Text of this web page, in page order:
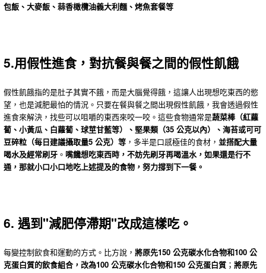
包飯、大麥飯、蒜香橄欖油義大利麵、烤魚套餐等
5.用假性進食，對抗餐與餐之間的假性飢餓
假性飢餓指的是肚子其實不餓，而是大腦覺得餓，這讓人出現想吃東西的慾
望，也是減肥最怕的情況。只要在餐與餐之間出現假性飢餓，我會透過假性
進食來解決，找些可以咀嚼的東西來咬一咬。這些食物通常是蔬菜棒（紅蘿
蔔、小黃瓜、白蘿蔔、球莖甘藍等）、堅果類（35 公克以內）、海苔或可可
豆碎粒（每日建議攝取量5 公克）等 ，多半是口感極佳的食材， 並搭配大量
喝水及經常刷牙 。 嘴饞想吃東西時，不妨先刷牙再喝溫水，如果還是行不
通，那就小口小口地吃上述提及的食物，努力撐到下一餐。
6. 遇到"減肥停滯期"改成這樣吃。
每變控制飲食和運動的方式。比方說， 將原先150 公克碳水化合物和100 公
克蛋白質的飲食組合，改為100 公克碳水化合物和150 公克蛋白質 ； 將原先